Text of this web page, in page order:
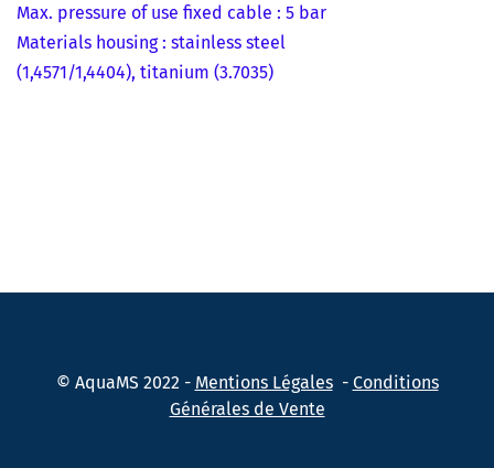
Max. pressure of use fixed cable : 5 bar
Materials housing : stainless steel
(1,4571/1,4404), titanium (3.7035)
© AquaMS 2022 - Mentions Légales- Conditions
Générales de Vente